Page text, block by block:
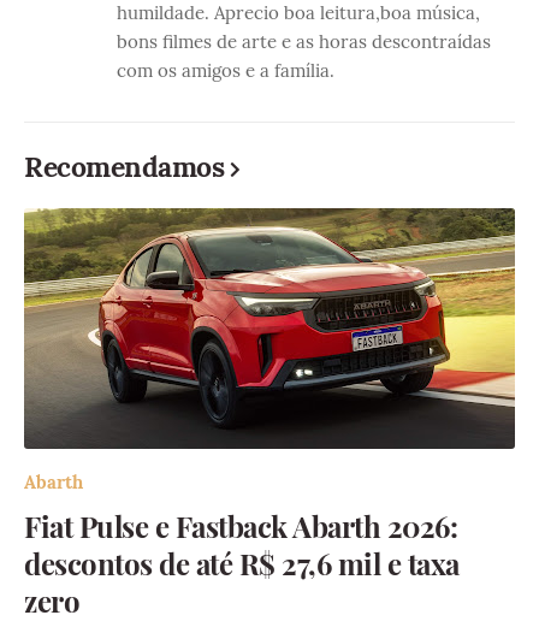
humildade. Aprecio boa leitura,boa música,
bons filmes de arte e as horas descontraídas
com os amigos e a família.
Recomendamos
Abarth
Fiat Pulse e Fastback Abarth 2026:
descontos de até R$ 27,6 mil e taxa
zero